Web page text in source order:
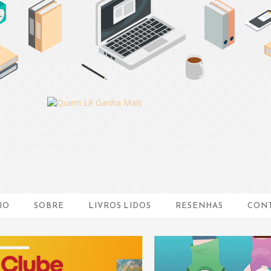
SOBRE LIVROS LIDOS RESENHAS